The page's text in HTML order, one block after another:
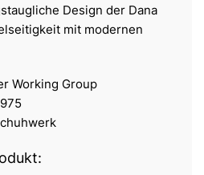
Design der Dana
mit modernen
Working Group